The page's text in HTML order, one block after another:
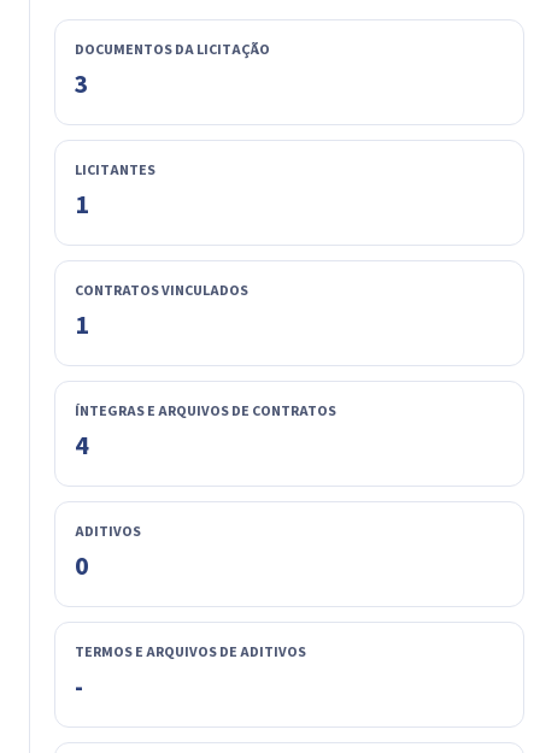
DOCUMENTOS DA LICITAÇÃO
3
LICITANTES
1
CONTRATOS VINCULADOS
1
ÍNTEGRAS E ARQUIVOS DE CONTRATOS
4
ADITIVOS
0
TERMOS E ARQUIVOS DE ADITIVOS
-